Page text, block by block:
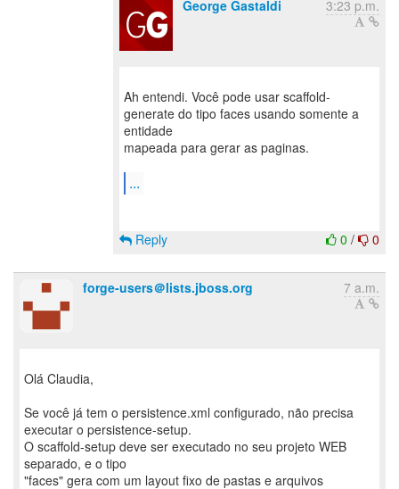
George Gastaldi 3:23 p.m.
Ah entendi. Você pode usar scaffold-
generate do tipo faces usando somente a
entidade
mapeada para gerar as paginas.
...
0 / 0
Reply
forge-users＠lists.jboss.org 7 a.m.
Olá Claudia,
Se você já tem o persistence.xml configurado, não precisa
executar o persistence-setup.
O scaffold-setup deve ser executado no seu projeto WEB
separado, e o tipo
"faces" gera com um layout fixo de pastas e arquivos